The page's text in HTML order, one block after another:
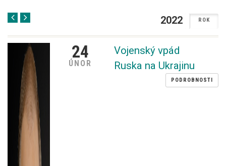
2022
MĚSIC ROK
24
ÚNOR
Vojenský vpád
Ruska na Ukrajinu
PODROBNOSTI